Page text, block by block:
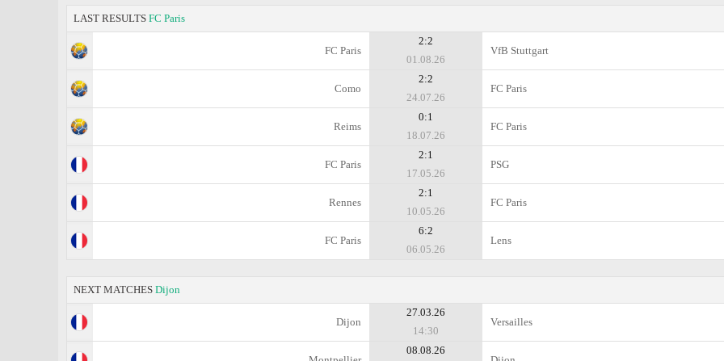
LAST RESULTS FC Paris
FC Paris
2:2
01.08.26
VfB Stuttgart
Como
2:2
24.07.26
FC Paris
Reims
0:1
18.07.26
FC Paris
FC Paris
2:1
17.05.26
PSG
Rennes
2:1
10.05.26
FC Paris
FC Paris
6:2
06.05.26
Lens
NEXT MATCHES Dijon
Dijon
27.03.26
14:30
Versailles
08.08.26